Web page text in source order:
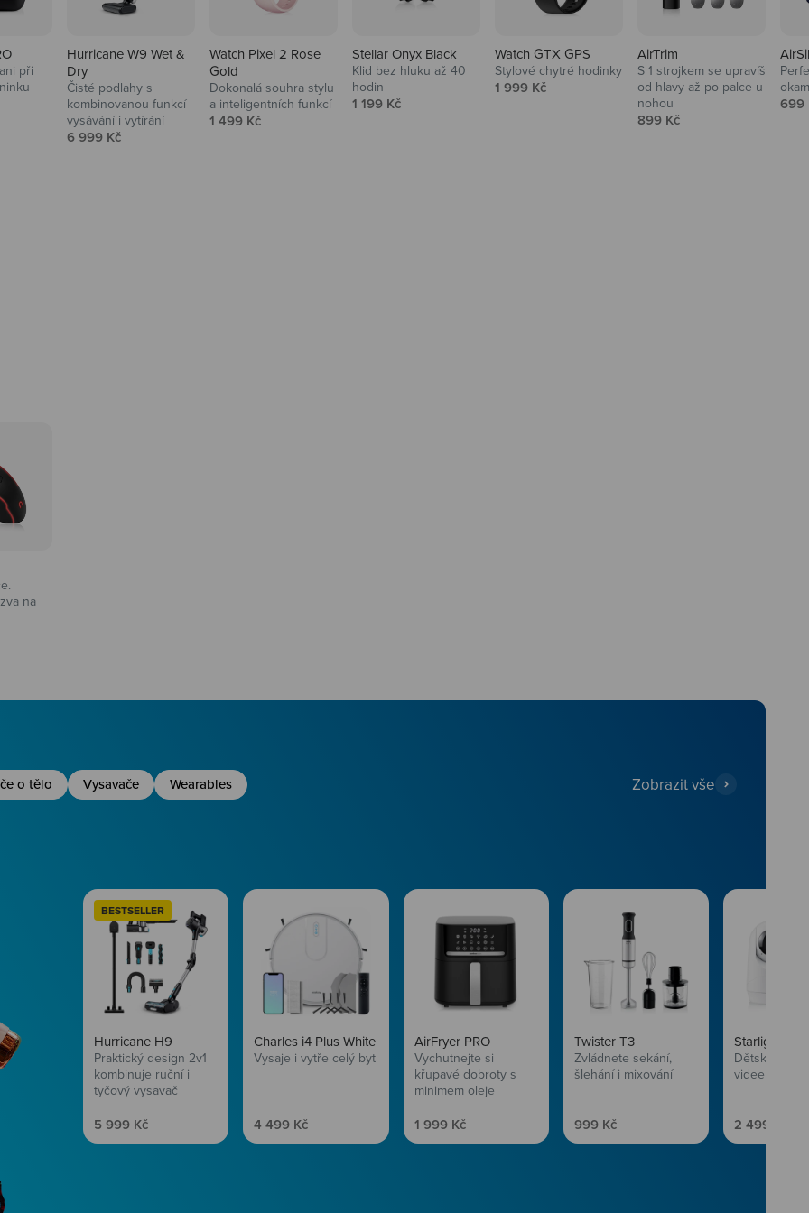
při
Hurricane W9 Wet &
Dry
Čisté podlahy s
kombinovanou funkcí
vysávání i vytírání
Prodejní cena
6 999 Kč
Watch Pixel 2 Rose
Gold
Dokonalá souhra stylu
a inteligentních funkcí
Prodejní cena
1 499 Kč
Stellar Onyx Black
Klid bez hluku až 40
hodin
Prodejní cena
1 199 Kč
Watch GTX GPS
Stylové chytré hodinky
Prodejní cena
1 999 Kč
AirTrim
S 1 strojkem se upravíš
od hlavy až po palce u
nohou
Prodejní cena
899 Kč
699
na
o tělo Vysavače Wearables Zobrazit vše
BESTSELLER
Hurricane H9
Praktický design 2v1
kombinuje ruční i
tyčový vysavač
Prodejní cena
5 999 Kč
Charles i4 Plus White
Vysaje i vytře celý byt
Prodejní cena
4 499 Kč
AirFryer PRO
Vychutnejte si
křupavé dobroty s
minimem oleje
Prodejní cena
1 999 Kč
Twister T3
Zvládnete sekání,
šlehání i mixování
Prodejní cena
999 Kč
Starlight SL5
Dětská
videem
Prodejní
2 499 Kč
Péče o vlasy